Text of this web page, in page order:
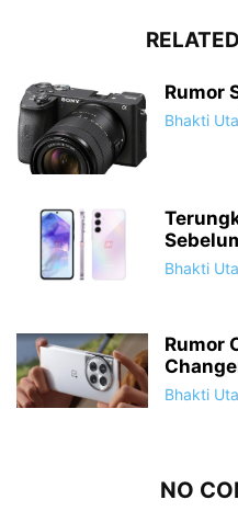
Rumor
Bhakti
Bhakti
Rumor
Bhakti
NO